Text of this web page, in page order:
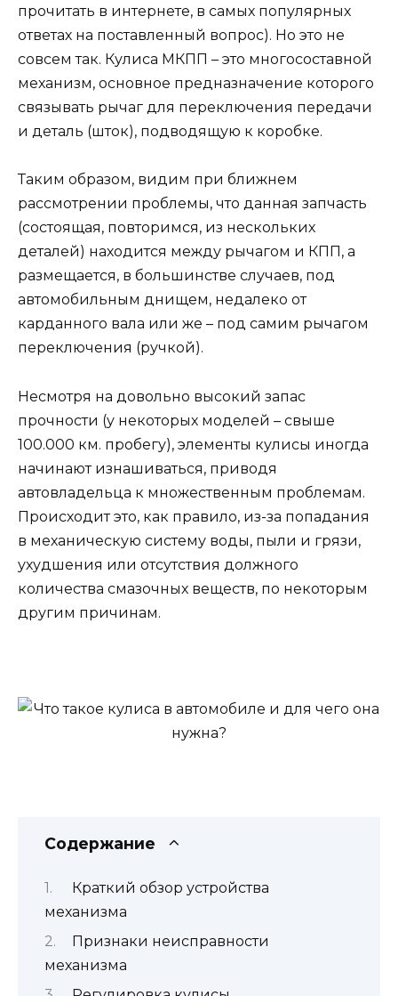
прочитать в интернете, в самых популярных
ответах на поставленный вопрос). Но это не
совсем так. Кулиса МКПП – это многосоставной
механизм, основное предназначение которого
связывать рычаг для переключения передачи
и деталь (шток), подводящую к коробке.
Таким образом, видим при ближнем
рассмотрении проблемы, что данная запчасть
(состоящая, повторимся, из нескольких
деталей) находится между рычагом и КПП, а
размещается, в большинстве случаев, под
автомобильным днищем, недалеко от
карданного вала или же – под самим рычагом
переключения (ручкой).
Несмотря на довольно высокий запас
прочности (у некоторых моделей – свыше
100.000 км. пробегу), элементы кулисы иногда
начинают изнашиваться, приводя
автовладельца к множественным проблемам.
Происходит это, как правило, из-за попадания
в механическую систему воды, пыли и грязи,
ухудшения или отсутствия должного
количества смазочных веществ, по некоторым
другим причинам.
Содержание
Краткий обзор устройства
механизма
Признаки неисправности
механизма